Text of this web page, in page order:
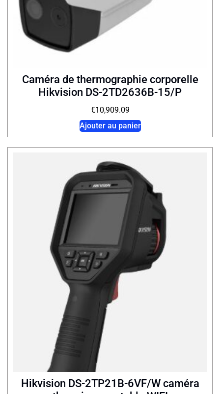
Caméra de thermographie corporelle
Hikvision DS-2TD2636B-15/P
€10,909.09
Ajouter au panier
Hikvision DS-2TP21B-6VF/W caméra